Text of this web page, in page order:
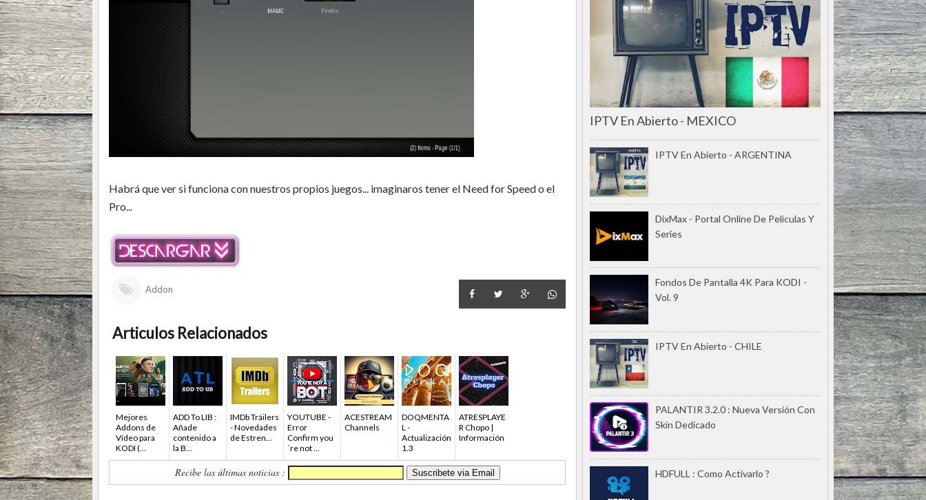
Habrá que ver si funciona con nuestros propios juegos... imaginaros tener el Need for Speed o el
Pro...
Addon
Articulos Relacionados
Mejores
Addons de
Vídeo para
KODI (...
ADD To LIB :
Añade
contenido a
la B...
IMDb Tráilers
- Novedades
de Estren...
YOUTUBE -
Error
Confirm you
´re not ...
ACESTREAM
Channels
DOQMENTA
L -
Actualización
1.3
ATRESPLAYE
R Chopo |
Información
Recibe las últimas noticias :
IPTV En Abierto - MEXICO
IPTV En Abierto - ARGENTINA
DixMax - Portal Online De Películas Y
Series
Fondos De Pantalla 4K Para KODI -
Vol. 9
IPTV En Abierto - CHILE
PALANTIR 3.2.0 : Nueva Versión Con
Skin Dedicado
HDFULL : Como Activarlo ?